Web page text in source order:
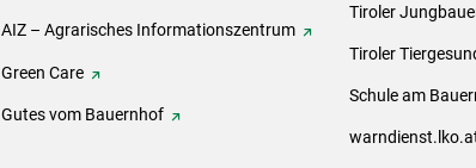
AIZ – Agrarisches Informationszentrum
Green Care
Gutes vom Bauernhof
Tiroler
Tiroler
Schule am